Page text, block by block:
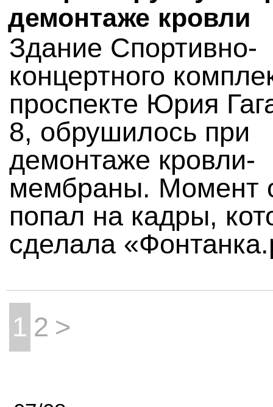
демонтаже кровли
Здание Спортивно-
концертного
проспекте Юрия
8, обрушилось при
демонтаже кровли-
мембраны. Момент
попал на кадры,
сделала
1 2 >